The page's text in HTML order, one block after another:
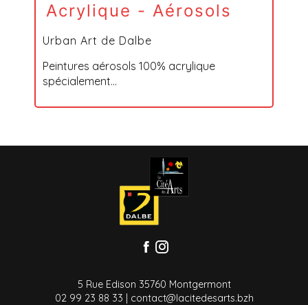
Acrylique - Aérosols
Urban Art de Dalbe
Peintures aérosols 100% acrylique
spécialement...
5 Rue Edison 35760 Montgermont
02 99 23 88 33 | contact@lacitedesarts.bzh